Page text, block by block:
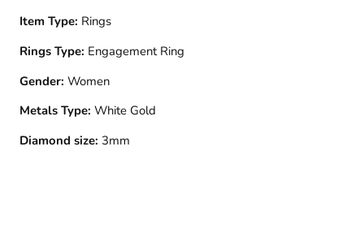
Item Type: Rings
Rings Type: Engagement Ring
Gender: Women
Metals Type: White Gold
Diamond size: 3mm